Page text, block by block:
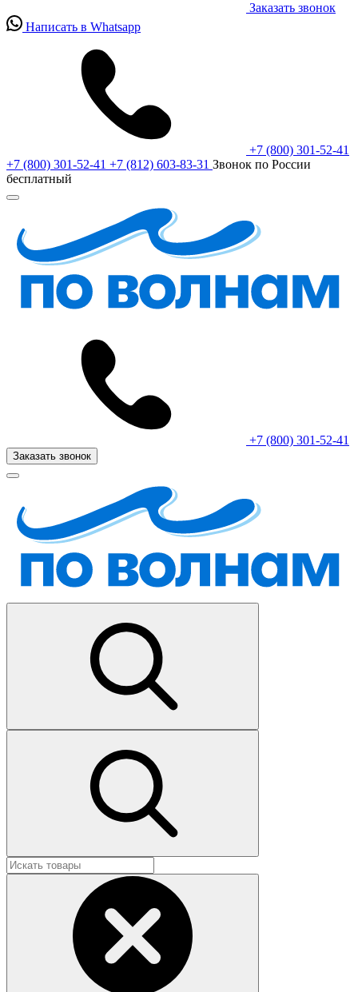
Заказать звонок
Написать в Whatsapp
+7 (800) 301-52-41
+7 (800) 301-52-41 +7 (812) 603-83-31 Звонок по России
бесплатный
+7 (800) 301-52-41
Заказать звонок